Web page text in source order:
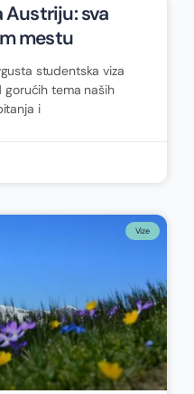
sva
mestu
studentska viza
gorućih tema naših
i
Vize